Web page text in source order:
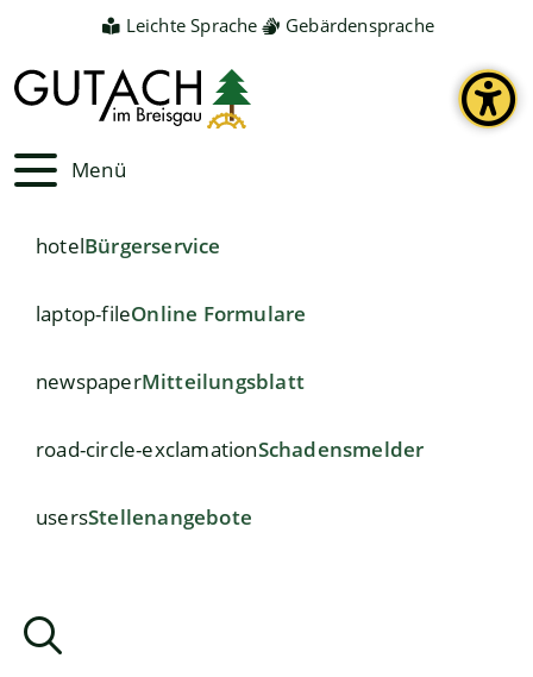
Leichte Sprache Gebärdensprache
Menü
hotelBürgerservice
laptop-fileOnline Formulare
newspaperMitteilungsblatt
road-circle-exclamationSchadensmelder
usersStellenangebote